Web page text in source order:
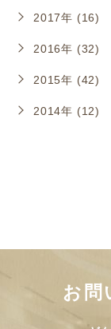
2017年 (16)
2016年 (32)
2015年 (42)
2014年 (12)
お問